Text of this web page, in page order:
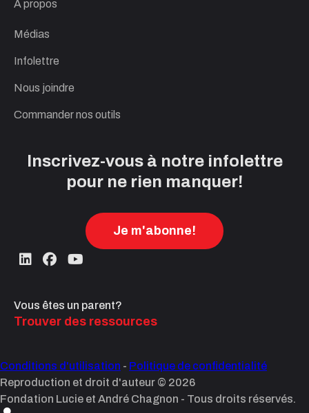
À propos
Médias
Infolettre
Nous joindre
Commander nos outils
Inscrivez-vous à notre infolettre
pour ne rien manquer!
Je m'abonne!
Vous êtes un parent?
Trouver des ressources
Conditions d'utilisation - Politique de confidentialité
Reproduction et droit d'auteur © 2026
Fondation Lucie et André Chagnon - Tous droits réservés.